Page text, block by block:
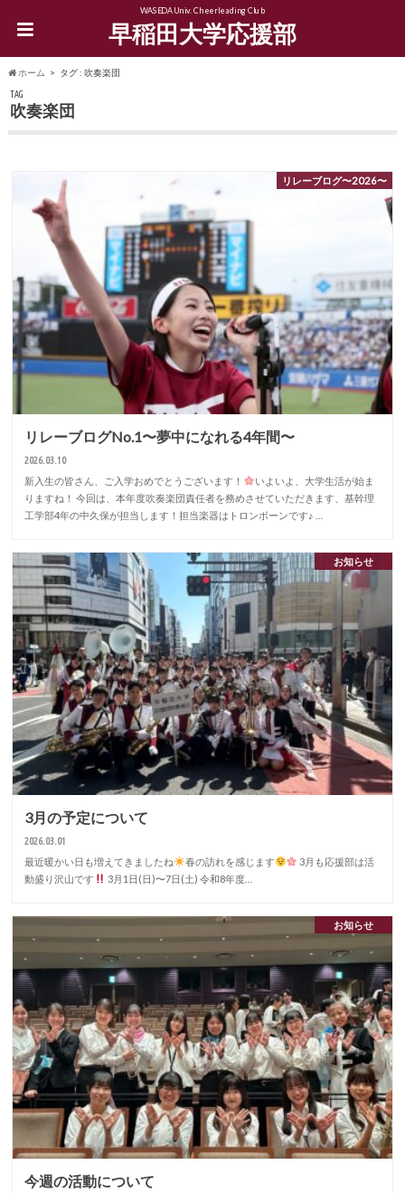
WASEDA Univ. Cheerleading Club
早稲田大学応援部
ホーム タグ : 吹奏楽団
TAG
吹奏楽団
リレーブログ〜2026〜
リレーブログNo.1〜夢中になれる4年間〜
2026.03.10
新入生の皆さん、ご入学おめでとうございます！
いよいよ、大学生活が始ま
りますね！ 今回は、本年度吹奏楽団責任者を務めさせていただきます、基幹理
工学部4年の中久保が担当します！担当楽器はトロンボーンです♪ …
お知らせ
3月の予定について
2026.03.01
最近暖かい日も増えてきましたね
春の訪れを感じます
3月も応援部は活
動盛り沢山です
3月1日(日)〜7日(土) 令和8年度…
お知らせ
今週の活動について